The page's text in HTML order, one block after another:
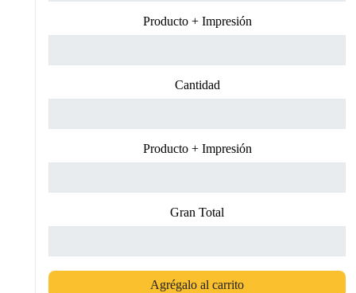
Producto + Impresión
Cantidad
Producto + Impresión
Gran Total
Agrégalo al carrito